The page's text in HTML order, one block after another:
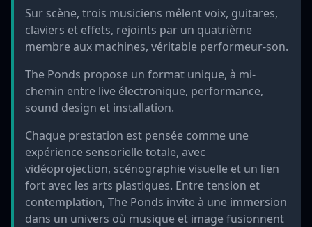
Sur scène, trois musiciens mêlent voix, guitares,
claviers et effets, rejoints par un quatrième
membre aux machines, véritable performeur-son.
The Ponds propose un format unique, à mi-
chemin entre live électronique, performance,
sound design et installation.
Chaque prestation est pensée comme une
expérience sensorielle totale, avec
vidéoprojection, scénographie visuelle et un lien
fort avec les arts plastiques. Entre tension et
contemplation, The Ponds invite à une immersion
dans un univers où musique et image fusionnent